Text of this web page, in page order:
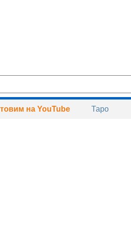
на YouTube Таро